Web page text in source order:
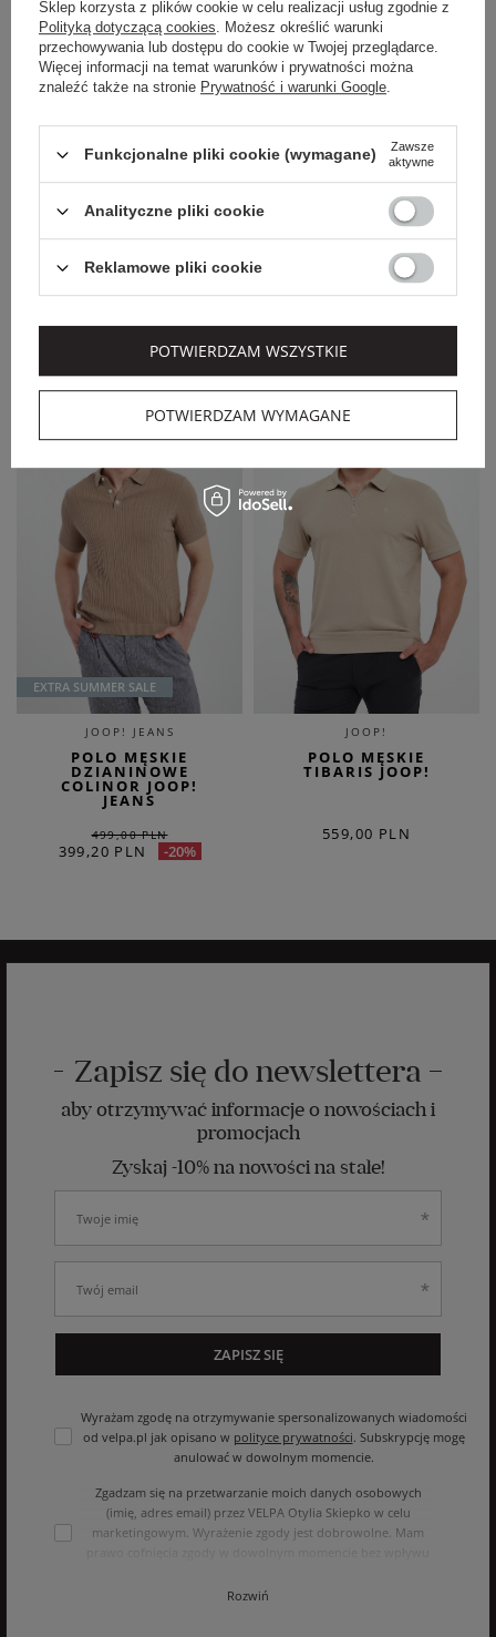
EXTRA SUMMER SALE
POLO MĘSKIE
BAWEŁNIANE
EXTRA SUMMER SALE
AERONAUTICA MILITARE
POLO MĘSKIE
AERONAUTICA
MILITARE
EXTRA SUMMER SALE
JOOP! JEANS
POLO MĘSKIE
DZIANINOWE
COLINOR JOOP!
JEANS
499,00 PLN
399,20 PLN -20%
JOOP!
POLO MĘSKIE
TIBARIS JOOP!
559,00 PLN
Zapisz się do newslettera
aby otrzymywać informacje o nowościach i
promocjach
Zyskaj -10% na nowości na stałe!
Wyrażam zgodę na otrzymywanie spersonalizowanych wiadomości
od velpa.pl jak opisano w polityce prywatności. Subskrypcję mogę
anulować w dowolnym momencie.
Zgadzam się na przetwarzanie moich danych osobowych
(imię, adres email) przez VELPA Otylia Skiepko w celu
marketingowym. Wyrażenie zgody jest dobrowolne. Mam
podstawie zgody przed jej cofnięciem. Mam prawo dostępu
Rozwiń
ZAPISZ SIĘ
Sklep korzysta z plików cookie w celu realizacji usług zgodnie z
Polityką dotyczącą cookies. Możesz określić warunki
przechowywania lub dostępu do cookie w Twojej przeglądarce.
Więcej informacji na temat warunków i prywatności można
znaleźć także na stronie Prywatność i warunki Google.
Funkcjonalne pliki cookie (wymagane)
Zawsze
aktywne
Analityczne pliki cookie
Reklamowe pliki cookie
POTWIERDZAM WYMAGANE
POTWIERDZAM WSZYSTKIE